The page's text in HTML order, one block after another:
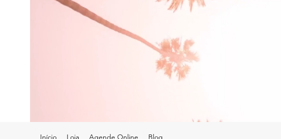
Início Loja Agende Online Blog